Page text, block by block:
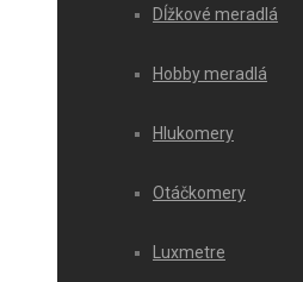
Dĺžkové meradlá
Hobby meradlá
Hlukomery
Otáčkomery
Luxmetre